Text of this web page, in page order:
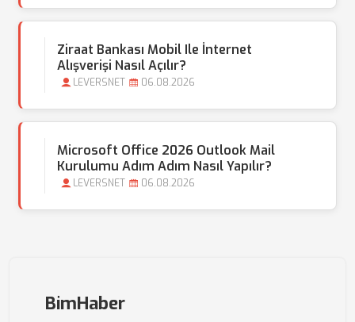
Ziraat Bankası Mobil Ile İnternet
Alışverişi Nasıl Açılır?
LEVERSNET 06.08.2026
Microsoft Office 2026 Outlook Mail
Kurulumu Adım Adım Nasıl Yapılır?
LEVERSNET 06.08.2026
BimHaber